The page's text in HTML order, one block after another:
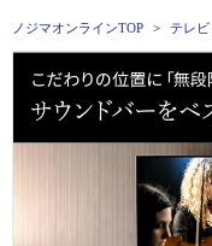
ノジマオンラインTOP テレビ